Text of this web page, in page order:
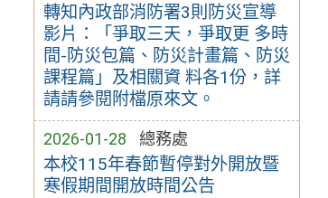
轉知內政部消防署3則防災宣導
影片：「爭取三天，爭取更 多時
間-防災包篇、防災計畫篇、防災
課程篇」及相關資 料各1份，詳
請請參閱附檔原來文。
2026-01-28 總務處
本校115年春節暫停對外開放暨
寒假期間開放時間公告